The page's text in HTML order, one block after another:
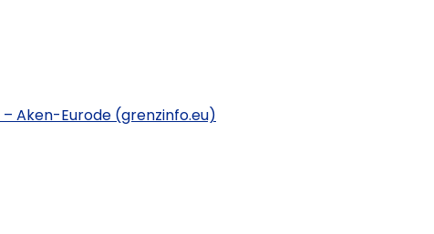
Aken-Eurode (grenzinfo.eu)